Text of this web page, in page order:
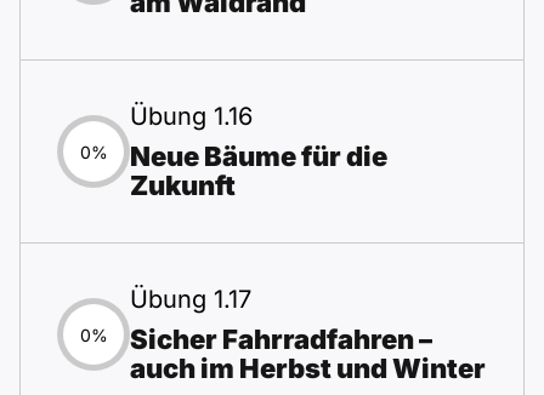
0%
Übung 1.16
Neue Bäume für die
Zukunft
0%
Übung 1.17
Sicher Fahrradfahren –
auch im Herbst und Winter